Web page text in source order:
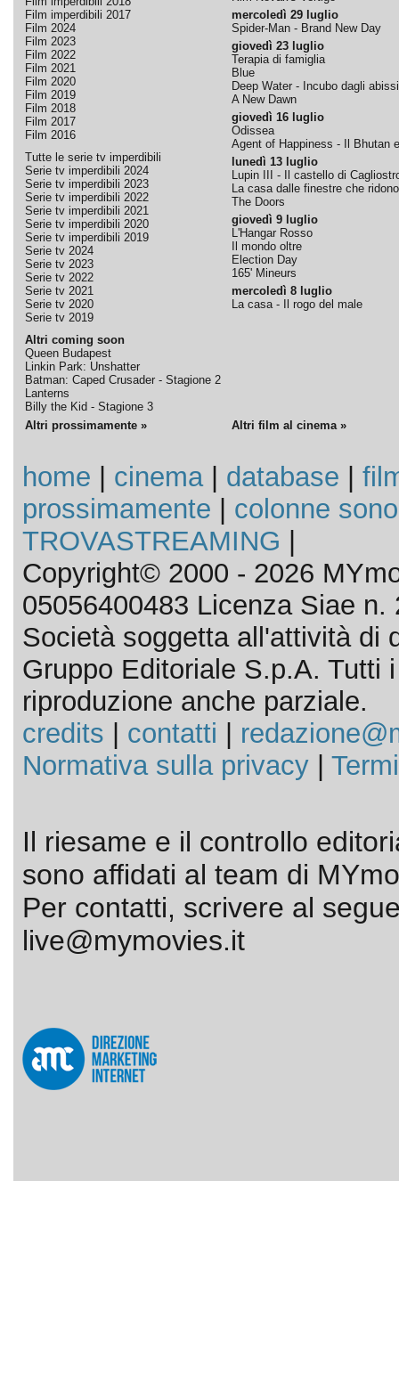
Film imperdibili 2017
Film 2024
Film 2023
Film 2022
Film 2021
Film 2020
Film 2019
Film 2018
Film 2017
Film 2016
Tutte le serie tv imperdibili
Serie tv imperdibili 2024
Serie tv imperdibili 2023
Serie tv imperdibili 2022
Serie tv imperdibili 2021
Serie tv imperdibili 2020
Serie tv imperdibili 2019
Serie tv 2024
Serie tv 2023
Serie tv 2022
Serie tv 2021
Serie tv 2020
Serie tv 2019
Altri coming soon
Queen Budapest
Linkin Park: Unshatter
Batman: Caped Crusader - Stagione 2
Lanterns
Billy the Kid - Stagione 3
mercoledì 29 luglio
Spider-Man - Brand New Day
giovedì 23 luglio
Terapia di famiglia
Blue
Deep Water - Incubo dagli abissi
A New Dawn
giovedì 16 luglio
Odissea
Agent of Happiness - Il Bhutan
lunedì 13 luglio
Lupin III - Il castello di
La casa dalle finestre che ridono
The Doors
giovedì 9 luglio
L'Hangar Rosso
Il mondo oltre
Election Day
165' Mineurs
mercoledì 8 luglio
La casa - Il rogo del male
Altri prossimamente » Altri film al cinema »
home cinema| database
prossimamente
colonne
TROVASTREAMING
Copyright© 2000 - 2026
05056400483 Licenza Siae n.
Società soggetta all'attività di
Gruppo Editoriale S.p.A. Tutti
riproduzione anche parziale.
credits
contatti
Normativa sulla privacy|
Il riesame e il controllo
sono affidati al team di
Per contatti, scrivere al
live@mymovies.it